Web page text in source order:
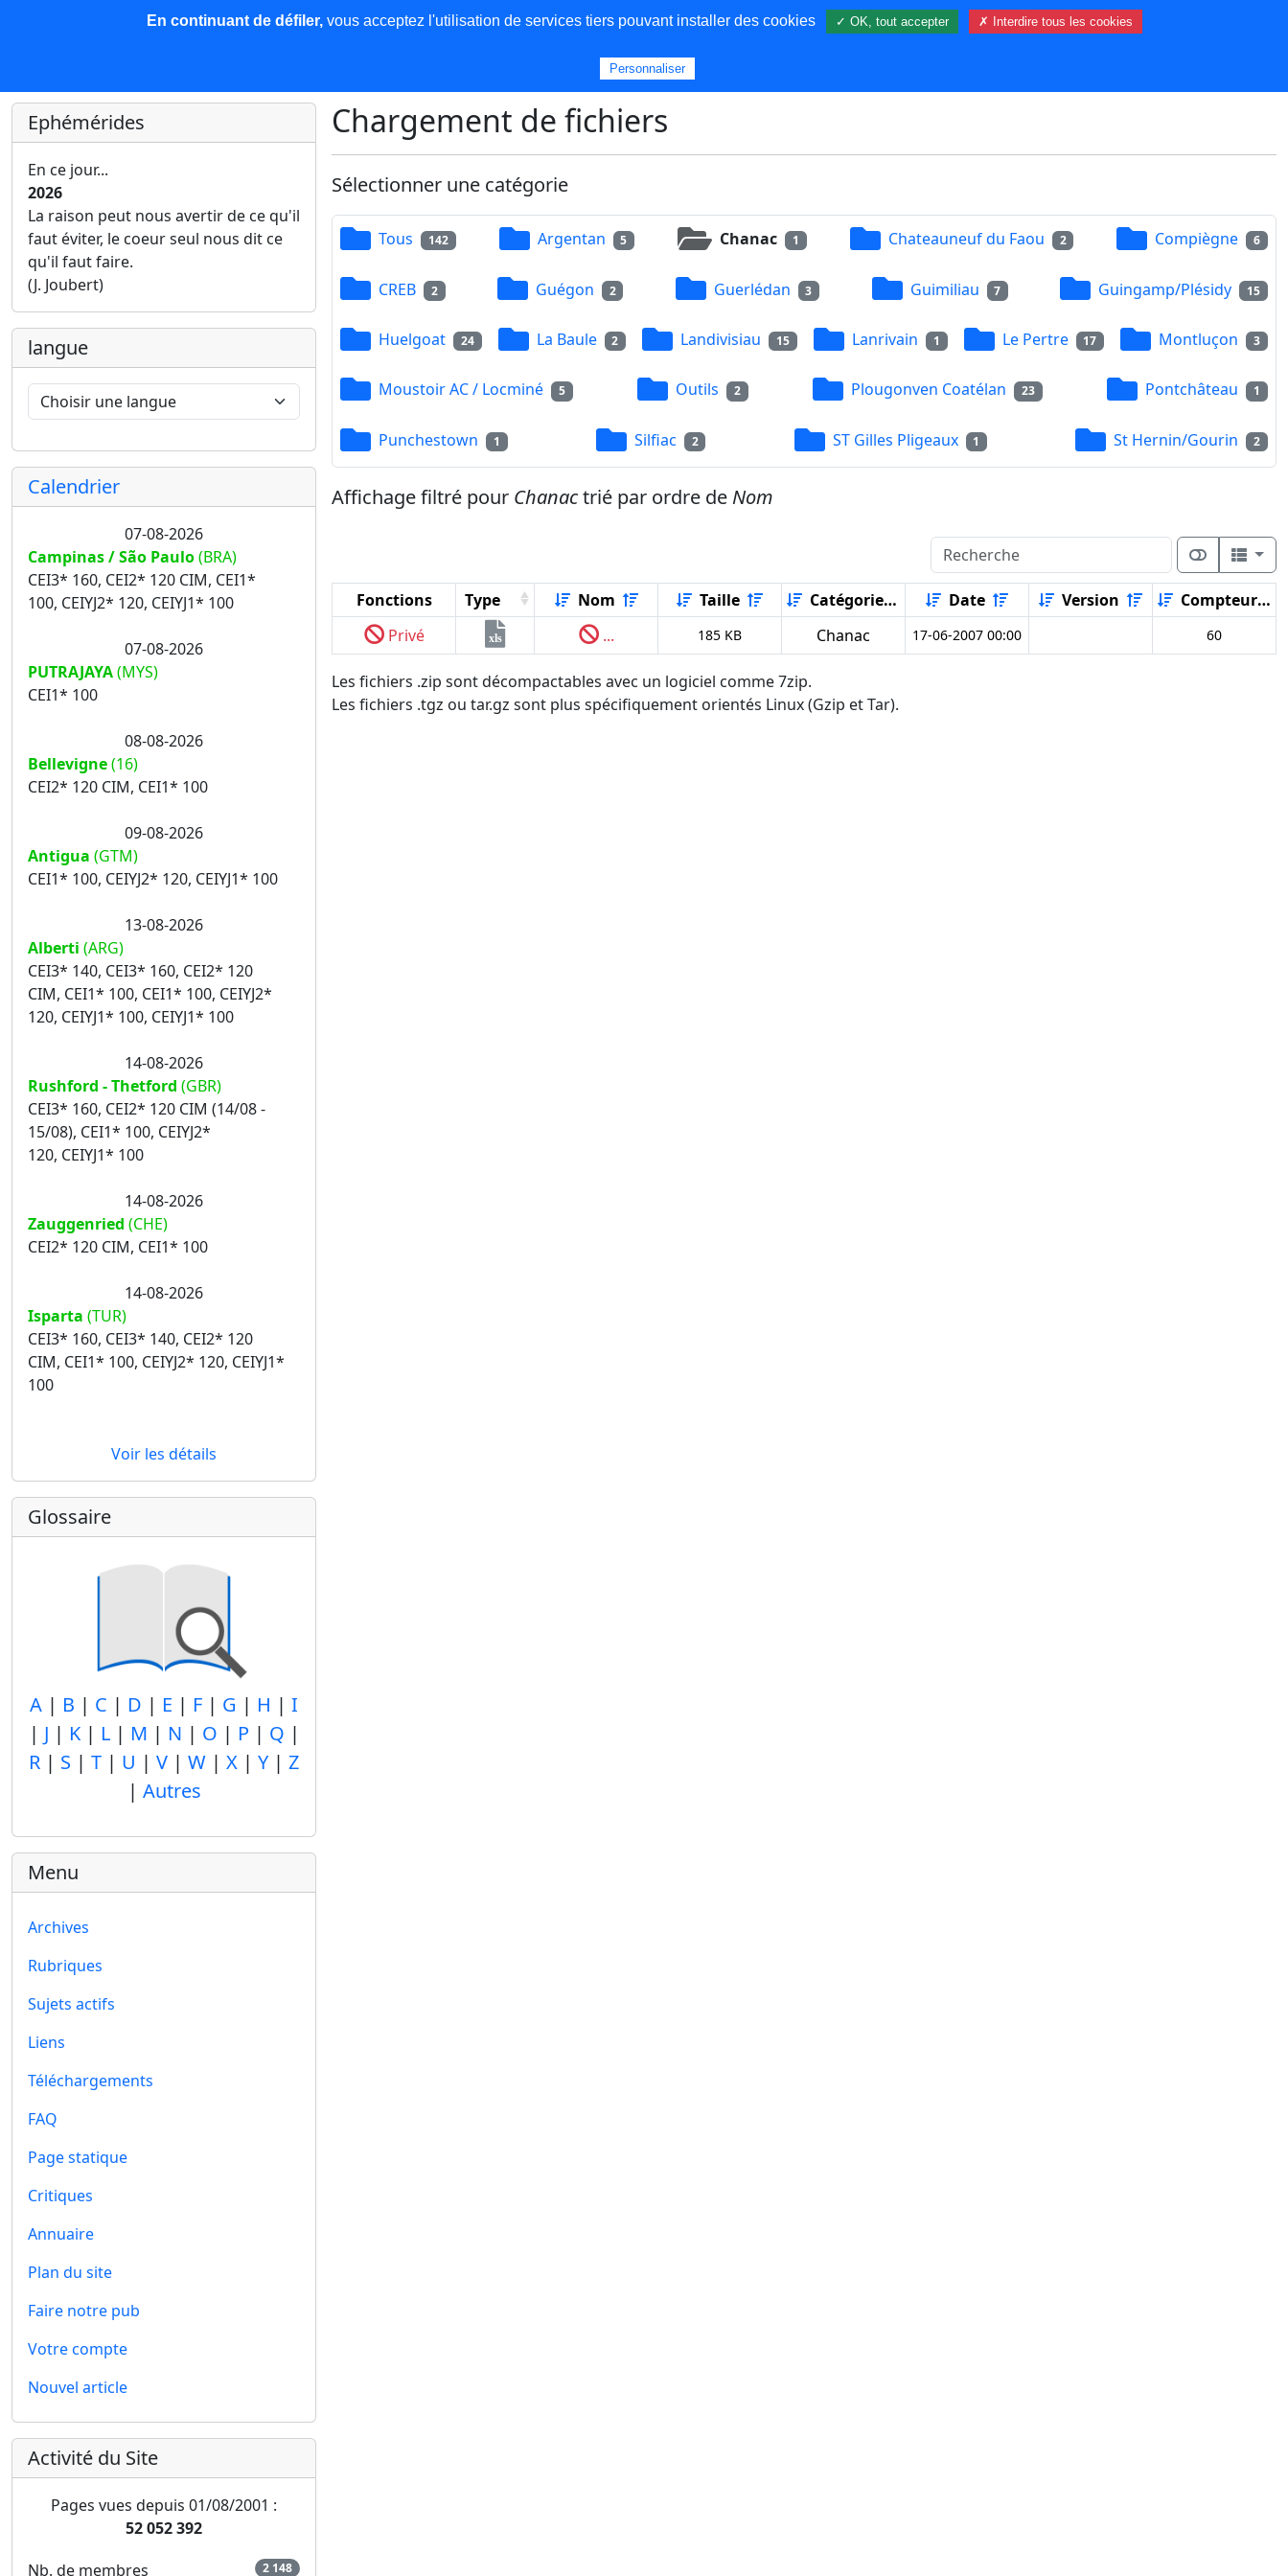
Les nouvelles Base de données Plus
Ephémérides
En ce jour...
2026
La raison peut nous avertir de ce qu'il
faut éviter, le coeur seul nous dit ce
qu'il faut faire.
(J. Joubert)
langue
Calendrier
07-08-2026
Campinas / São Paulo(BRA)
CEI3* 160, CEI2* 120 CIM, CEI1*
100, CEIYJ2* 120, CEIYJ1* 100
07-08-2026
PUTRAJAYA(MYS)
CEI1* 100
08-08-2026
Bellevigne(16)
CEI2* 120 CIM, CEI1* 100
09-08-2026
Antigua (GTM)
CEI1* 100, CEIYJ2* 120, CEIYJ1* 100
13-08-2026
Alberti (ARG)
CEI3* 140, CEI3* 160, CEI2* 120
CIM, CEI1* 100, CEI1* 100, CEIYJ2*
120, CEIYJ1* 100, CEIYJ1* 100
14-08-2026
Rushford - Thetford (GBR)
CEI3* 160, CEI2* 120 CIM (14/08 -
15/08), CEI1* 100, CEIYJ2*
120, CEIYJ1* 100
14-08-2026
Zauggenried (CHE)
CEI2* 120 CIM, CEI1* 100
14-08-2026
Isparta (TUR)
CEI3* 160, CEI3* 140, CEI2* 120
CIM, CEI1* 100, CEIYJ2* 120, CEIYJ1*
100
Voir les détails
Glossaire
A | B | C | D | E | F | G | H | I
| J | K| L| M | N | O | P | Q |
R | S | T | U | V | W | X | Y | Z
| Autres
Menu
Archives
Rubriques
Sujets actifs
Liens
Téléchargements
FAQ
Page statique
Critiques
Annuaire
Plan du site
Faire notre pub
Votre compte
Nouvel article
Activité du Site
Pages vues depuis 01/08/2001 :
52 052 392
Nb. de membres
2 148
Chargement de fichiers
Sélectionner une catégorie
Tous 142 Argentan 5 Chanac 1 Chateauneuf du Faou 2 Compiègne 6
CREB 2 Guégon 2 Guerlédan 3 Guimiliau 7 Guingamp/Plésidy 15
Huelgoat 24 La Baule 2 Landivisiau 15 Lanrivain 1 Le Pertre 17 Montluçon 3
Moustoir AC / Locminé 5 Outils 2 Plougonven Coatélan 23 Pontchâteau 1
Punchestown 1 Silfiac 2 ST Gilles Pligeaux 1 St Hernin/Gourin 2
Affichage filtré pour Chanactrié par ordre de Nom
Fonctions Type Nom Taille Catégorie Date Version
Compteur
Privé
xls ... 185 KB Chanac 17-06-2007 00:00 60
Les fichiers .zip sont décompactables avec un logiciel comme 7zip.
Les fichiers .tgz ou tar.gz sont plus spécifiquement orientés Linux (Gzip et Tar).
En continuant de défiler,vous acceptez l'utilisation de services tiers pouvant installer des cookies ✓ OK, tout accepter ✗ Interdire tous les cookies
Personnaliser